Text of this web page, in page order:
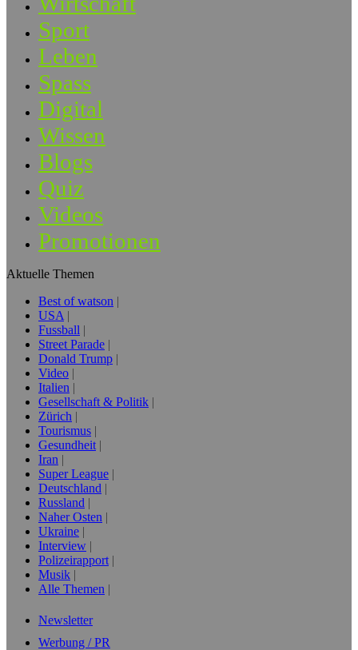
Sport
Leben
Spass
Digital
Wissen
Blogs
Quiz
Videos
Promotionen
Aktuelle Themen
Best of watson
USA
Fussball
Street Parade
Donald Trump
Video
Italien
Gesellschaft & Politik
Zürich
Tourismus
Gesundheit
Iran
Super League
Deutschland
Russland
Naher Osten
Ukraine
Interview
Polizeirapport
Musik
Alle Themen
Newsletter
Werbung / PR